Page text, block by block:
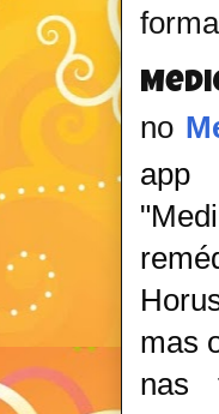
no
app
mas
nas